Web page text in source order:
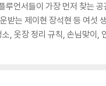
루언서들이 가장 먼저 찾는
는 제이현 장석현 등 여섯
, 옷장 정리 규칙, 손님맞이,